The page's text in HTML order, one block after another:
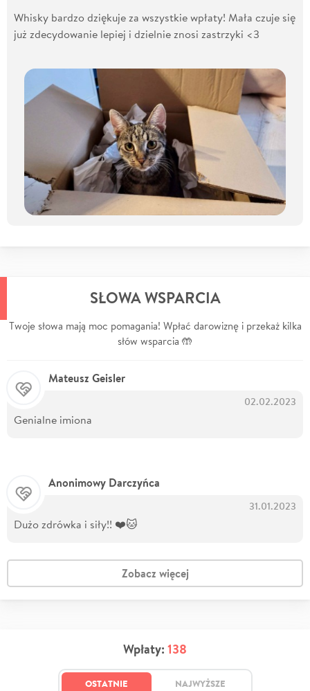
Whisky bardzo dziękuje za wszystkie wpłaty! Mała czuje się
już zdecydowanie lepiej i dzielnie znosi zastrzyki <3
SŁOWA WSPARCIA
Twoje słowa mają moc pomagania! Wpłać darowiznę i przekaż kilka
słów wsparcia 🤲
Mateusz Geisler
02.02.2023
Genialne imiona
Anonimowy Darczyńca
31.01.2023
Dużo zdrówka i siły!! ❤️🐱
Zobacz więcej
Wpłaty: 138
OSTATNIE NAJWYŻSZE